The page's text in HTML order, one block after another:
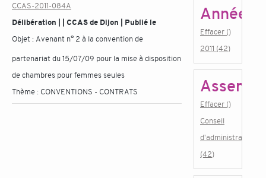
CCAS-2011-084A
Délibération | | CCAS de Dijon | Publié le
Objet : Avenant n° 2 à la convention de
partenariat du 15/07/09 pour la mise à disposition
de chambres pour femmes seules
Thème : CONVENTIONS - CONTRATS
Année
Effacer ()
2011 (42)
Effacer ()
Conseil
d'administration
(42)